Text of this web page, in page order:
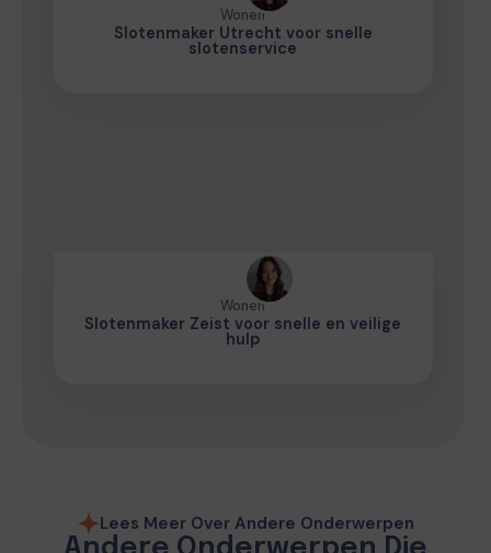
Wonen
Slotenmaker Utrecht voor snelle
slotenservice
Wonen
Slotenmaker Zeist voor snelle en veilige
hulp
Lees Meer Over Andere Onderwerpen